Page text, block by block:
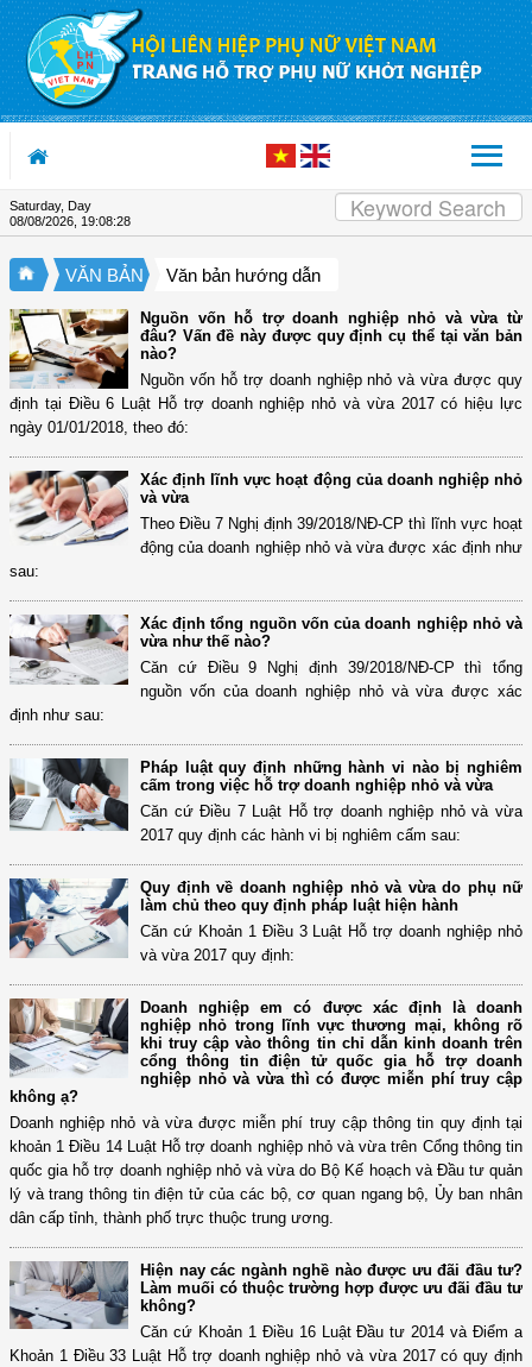
Skip to Content
Saturday, Day
08/08/2026 19:08:29
VĂN BẢN Văn bản hướng dẫn
Nguồn vốn hỗ trợ doanh nghiệp nhỏ và vừa từ
đâu? Vấn đề này được quy định cụ thể tại văn bản
nào?
Nguồn vốn hỗ trợ doanh nghiệp nhỏ và vừa được quy
định tại Điều 6 Luật Hỗ trợ doanh nghiệp nhỏ và vừa 2017 có hiệu lực
ngày 01/01/2018, theo đó:
Xác định lĩnh vực hoạt động của doanh nghiệp nhỏ
và vừa
Theo Điều 7 Nghị định 39/2018/NĐ-CP thì lĩnh vực hoạt
động của doanh nghiệp nhỏ và vừa được xác định như
sau:
Xác định tổng nguồn vốn của doanh nghiệp nhỏ và
vừa như thế nào?
Căn cứ Điều 9 Nghị định 39/2018/NĐ-CP thì tổng
nguồn vốn của doanh nghiệp nhỏ và vừa được xác
định như sau:
Pháp luật quy định những hành vi nào bị nghiêm
cấm trong việc hỗ trợ doanh nghiệp nhỏ và vừa
Căn cứ Điều 7 Luật Hỗ trợ doanh nghiệp nhỏ và vừa
2017 quy định các hành vi bị nghiêm cấm sau:
Quy định về doanh nghiệp nhỏ và vừa do phụ nữ
làm chủ theo quy định pháp luật hiện hành
Căn cứ Khoản 1 Điều 3 Luật Hỗ trợ doanh nghiệp nhỏ
và vừa 2017 quy định:
Doanh nghiệp em có được xác định là doanh
nghiệp nhỏ trong lĩnh vực thương mại, không rõ
khi truy cập vào thông tin chỉ dẫn kinh doanh trên
cổng thông tin điện tử quốc gia hỗ trợ doanh
nghiệp nhỏ và vừa thì có được miễn phí truy cập
không ạ?
Doanh nghiệp nhỏ và vừa được miễn phí truy cập thông tin quy định tại
khoản 1 Điều 14 Luật Hỗ trợ doanh nghiệp nhỏ và vừa trên Cổng thông tin
quốc gia hỗ trợ doanh nghiệp nhỏ và vừa do Bộ Kế hoạch và Đầu tư quản
lý và trang thông tin điện tử của các bộ, cơ quan ngang bộ, Ủy ban nhân
dân cấp tỉnh, thành phố trực thuộc trung ương.
Hiện nay các ngành nghề nào được ưu đãi đầu tư?
Làm muối có thuộc trường hợp được ưu đãi đầu tư
không?
Căn cứ Khoản 1 Điều 16 Luật Đầu tư 2014 và Điểm a
Khoản 1 Điều 33 Luật Hỗ trợ doanh nghiệp nhỏ và vừa 2017 có quy định